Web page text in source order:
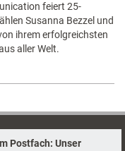
feiert 25-
Susanna Bezzel und
ihrem erfolgreichsten
aller Welt.
Postfach: Unser